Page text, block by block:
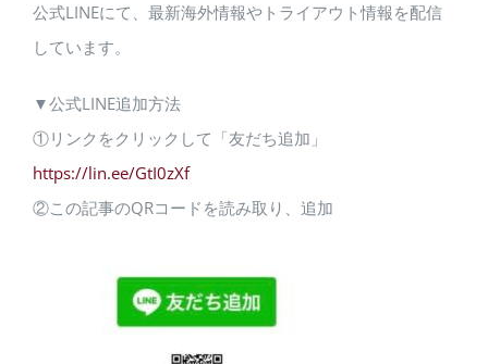
公式LINEにて、最新海外情報やトライアウト情報を配信
しています。
▼公式LINE追加方法
①リンクをクリックして「友だち追加」
https://lin.ee/GtI0zXf
②この記事のQRコードを読み取り、追加